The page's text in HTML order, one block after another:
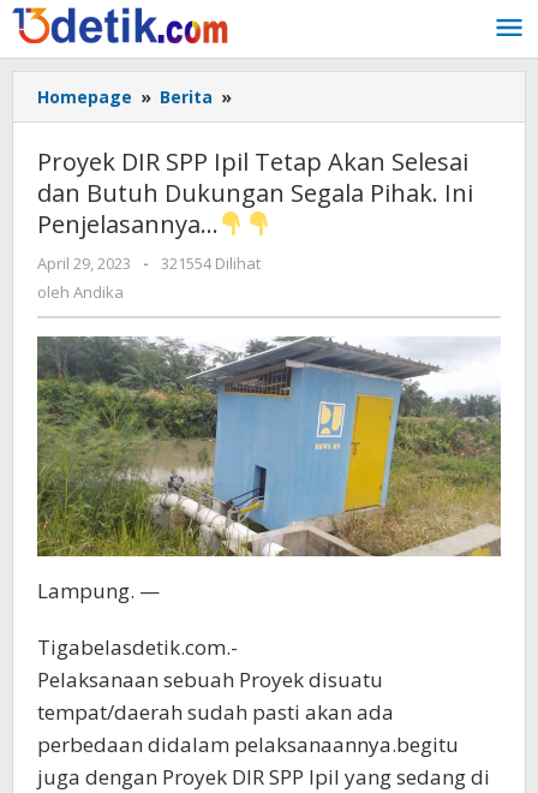
Lewati
ke
konten
Homepage » Berita »
DIR
SPP
Ipil
Tetap
Akan
dan
Dukungan
Segala
Pihak.
Ini
Penjelasannya...
Proyek DIR SPP Ipil Tetap Akan Selesai
dan Butuh Dukungan Segala Pihak. Ini
Penjelasannya…
April 29, 2023
oleh
-
321554 Dilihat
oleh Andika
Lampung. —
Tigabelasdetik.com.-
Pelaksanaan sebuah Proyek disuatu
tempat/daerah sudah pasti akan ada
perbedaan didalam pelaksanaannya.begitu
juga dengan Proyek DIR SPP Ipil yang sedang di